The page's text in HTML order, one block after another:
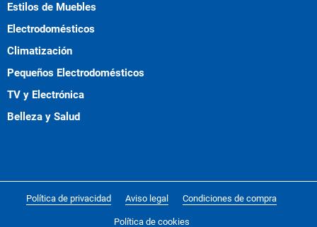
Estilos de Muebles
Electrodomésticos
Climatización
Pequeños Electrodomésticos
TV y Electrónica
Belleza y Salud
Política de privacidad Aviso legal Condiciones de compra
Política de cookies